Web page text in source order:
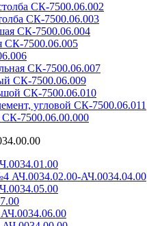
СК-7500.06.002
СК-7500.06.003
СК-7500.06.004
СК-7500.06.005
СК-7500.06.007
СК-7500.06.009
СК-7500.06.010
угловой СК-7500.06.011
7500.06.00.000
АЧ.0034.02.00-АЧ.0034.04.00